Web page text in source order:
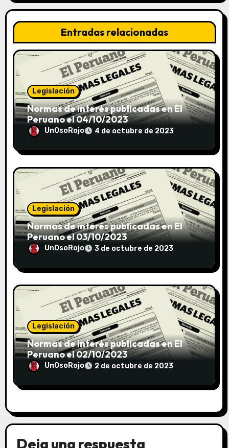
Entradas relacionadas
Legislación
Normas de interés publicadas en El
Peruano el 04/10/2023
UnOsoRojo 4 de octubre de 2023
Legislación
Normas de interés publicadas en El
Peruano el 03/10/2023
UnOsoRojo 3 de octubre de 2023
Legislación
Normas de interés publicadas en El
Peruano el 02/10/2023
UnOsoRojo 2 de octubre de 2023
Deja una respuesta